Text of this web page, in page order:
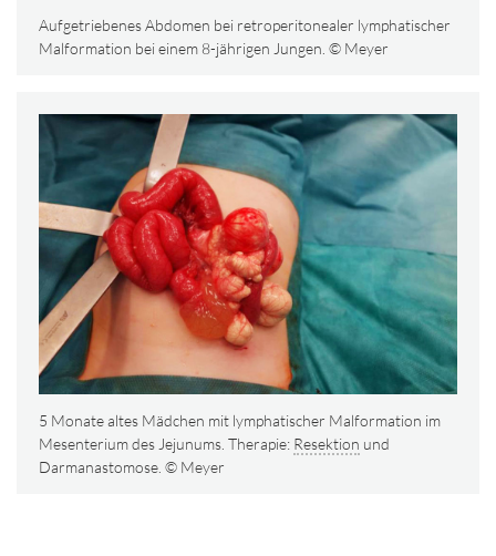
Aufgetriebenes Abdomen bei retroperitonealer lymphatischer
Malformation bei einem 8-jährigen Jungen. © Meyer
5 Monate altes Mädchen mit lymphatischer Malformation im
Mesenterium des Jejunums. Therapie: Resektion und
Darmanastomose. © Meyer